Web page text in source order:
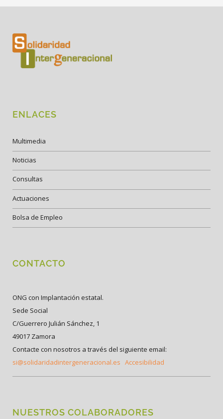
ENLACES
Multimedia
Noticias
Consultas
Actuaciones
Bolsa de Empleo
CONTACTO
ONG con Implantación estatal.
Sede Social
C/Guerrero Julián Sánchez, 1
49017 Zamora
Contacte con nosotros a través del siguiente email:
si@solidaridadintergeneracional.es Accesibilidad
NUESTROS COLABORADORES